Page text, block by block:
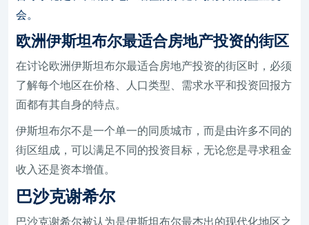
会。
欧洲伊斯坦布尔最适合房地产投资的街区
在讨论欧洲伊斯坦布尔最适合房地产投资的街区时，必须
了解每个地区在价格、人口类型、需求水平和投资回报方
面都有其自身的特点。
伊斯坦布尔不是一个单一的同质城市，而是由许多不同的
街区组成，可以满足不同的投资目标，无论您是寻求租金
收入还是资本增值。
巴沙克谢希尔
巴沙克谢希尔被认为是伊斯坦布尔最杰出的现代化地区之